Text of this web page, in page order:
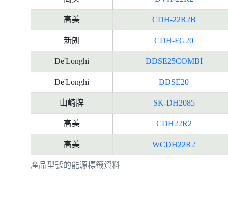
產品型號的能源標籤資料
高美 CDH-22R2B
新朗 CDH-FG20
De'Longhi DDSE25COMBI
De'Longhi DDSE20
山崎牌 SK-DH2085
高美 CDH22R2
高美 WCDH22R2